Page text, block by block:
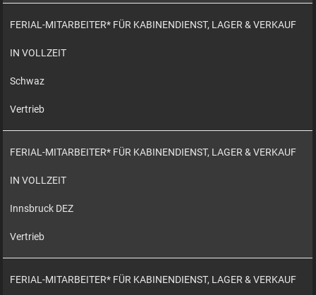
FERIAL-MITARBEITER* FÜR KABINENDIENST, LAGER & VERKAUF
IN VOLLZEIT
Schwaz
Vertrieb
FERIAL-MITARBEITER* FÜR KABINENDIENST, LAGER & VERKAUF
IN VOLLZEIT
Innsbruck DEZ
Vertrieb
FERIAL-MITARBEITER* FÜR KABINENDIENST, LAGER & VERKAUF